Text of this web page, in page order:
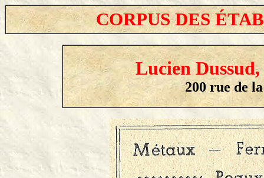
CORPUS DES
Lucien
200 rue de